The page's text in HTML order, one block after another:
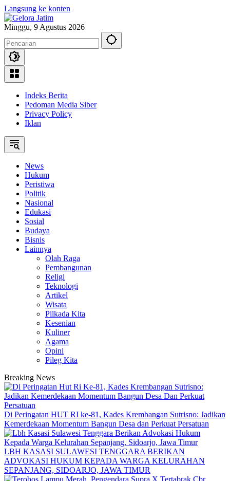
Langsung ke konten
Minggu, 9 Agustus 2026
Indeks Berita
Pedoman Media Siber
Privacy Policy
Iklan
News
Hukum
Peristiwa
Politik
Nasional
Edukasi
Sosial
Budaya
Bisnis
Lainnya
Olah Raga
Pembangunan
Religi
Teknologi
Artikel
Wisata
Pilkada Kita
Kesenian
Kuliner
Agama
Opini
Pileg Kita
Breaking News
Di Peringatan HUT RI ke-81, Kades Krembangan Sutrisno: Jadikan
Kemerdekaan Momentum Bangun Desa dan Perkuat Persatuan
LBH KASASI SULAWESI TENGGARA BERIKAN
ADVOKASI HUKUM KEPADA WARGA KELURAHAN
SEPANJANG, SIDOARJO, JAWA TIMUR